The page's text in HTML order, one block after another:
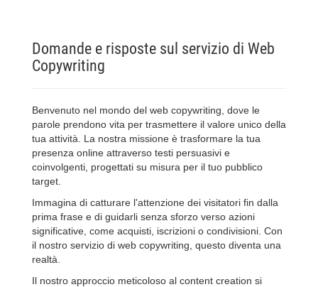
Domande e risposte sul servizio di Web
Copywriting
Benvenuto nel mondo del web copywriting, dove le
parole prendono vita per trasmettere il valore unico della
tua attività. La nostra missione è trasformare la tua
presenza online attraverso testi persuasivi e
coinvolgenti, progettati su misura per il tuo pubblico
target.
Immagina di catturare l'attenzione dei visitatori fin dalla
prima frase e di guidarli senza sforzo verso azioni
significative, come acquisti, iscrizioni o condivisioni. Con
il nostro servizio di web copywriting, questo diventa una
realtà.
Il nostro approccio meticoloso al content creation si